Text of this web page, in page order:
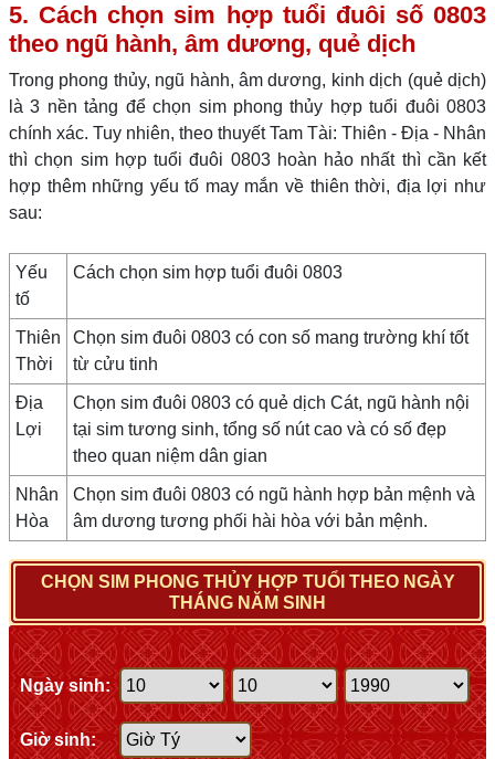
5. Cách chọn sim hợp tuổi đuôi số 0803
theo ngũ hành, âm dương, quẻ dịch
Trong phong thủy, ngũ hành, âm dương, kinh dịch (quẻ dịch)
là 3 nền tảng để chọn sim phong thủy hợp tuổi đuôi 0803
chính xác. Tuy nhiên, theo thuyết Tam Tài: Thiên - Địa - Nhân
thì chọn sim hợp tuổi đuôi 0803 hoàn hảo nhất thì cần kết
hợp thêm những yếu tố may mắn về thiên thời, địa lợi như
sau:
Yếu
tố
Cách chọn sim hợp tuổi đuôi 0803
Thiên
Thời
Chọn sim đuôi 0803 có con số mang trường khí tốt
từ cửu tinh
Địa
Lợi
Chọn sim đuôi 0803 có quẻ dịch Cát, ngũ hành nội
tại sim tương sinh, tổng số nút cao và có số đẹp
theo quan niệm dân gian
Nhân
Hòa
Chọn sim đuôi 0803 có ngũ hành hợp bản mệnh và
âm dương tương phối hài hòa với bản mệnh.
CHỌN SIM PHONG THỦY HỢP TUỔI THEO NGÀY
THÁNG NĂM SINH
Ngày sinh:
Giờ sinh: